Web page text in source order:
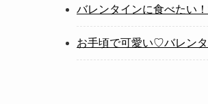
バレンタインに食べたい
お手頃で可愛い♡バレン